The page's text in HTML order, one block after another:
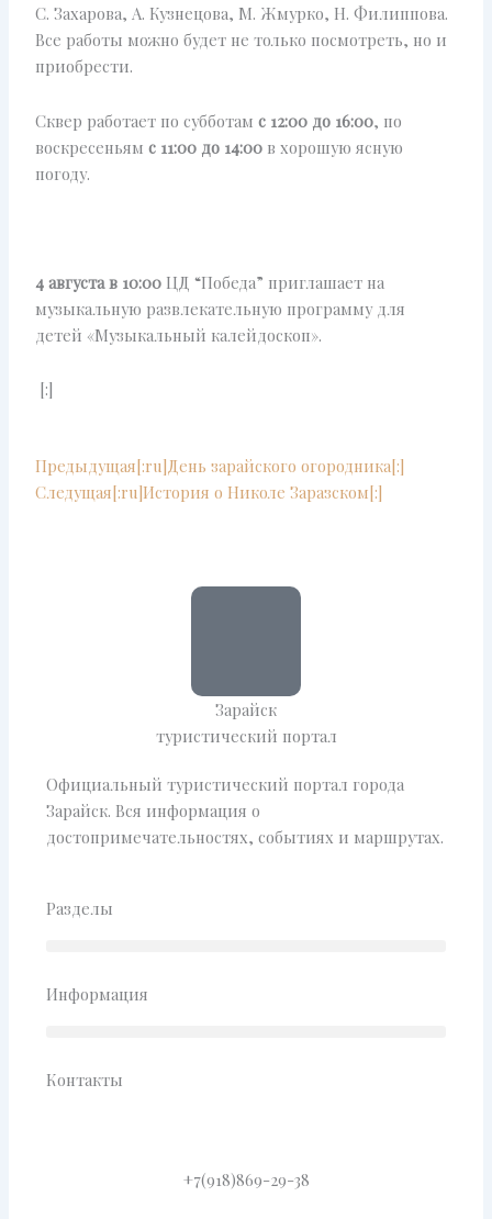
С. Захарова, А. Кузнецова, М. Жмурко, Н. Филиппова.
Все работы можно будет не только посмотреть, но и
приобрести.
Сквер работает по субботамс 12:00 до 16:00, по
воскресеньямс 11:00 до 14:00 в хорошую ясную
погоду.
4 августа в 10:00 ЦД “Победа” приглашает на
музыкальную развлекательную программу для
детей «Музыкальный калейдоскоп».
[:]
Prev
Предыдущая[:ru]День зарайского огородника[:]
Следущая[:ru]История о Николе Заразском[:]
Next
Зарайск
туристический портал
Официальный туристический портал города
Зарайск. Вся информация о
достопримечательностях, событиях и маршрутах.
Разделы
Информация
Контакты
+7(918)869-29-38